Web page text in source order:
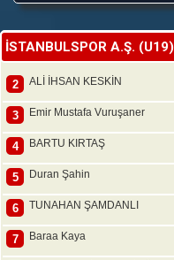
İSTANBULSPOR A.Ş. (U19)
2 ALİ İHSAN KESKİN
3 Emir Mustafa Vuruşaner
4 BARTU KIRTAŞ
5 Duran Şahin
6 TUNAHAN ŞAMDANLI
7 Baraa Kaya